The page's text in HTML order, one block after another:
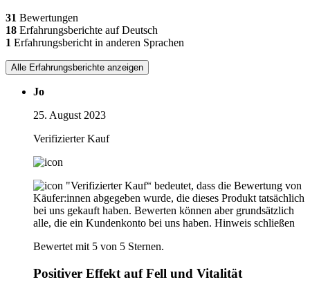
31 Bewertungen
18 Erfahrungsberichte auf Deutsch
1 Erfahrungsbericht in anderen Sprachen
Alle Erfahrungsberichte anzeigen
Jo
25. August 2023
Verifizierter Kauf
"Verifizierter Kauf“ bedeutet, dass die Bewertung von
Käufer:innen abgegeben wurde, die dieses Produkt tatsächlich
bei uns gekauft haben. Bewerten können aber grundsätzlich
alle, die ein Kundenkonto bei uns haben. Hinweis schließen
Bewertet mit 5 von 5 Sternen.
Positiver Effekt auf Fell und Vitalität